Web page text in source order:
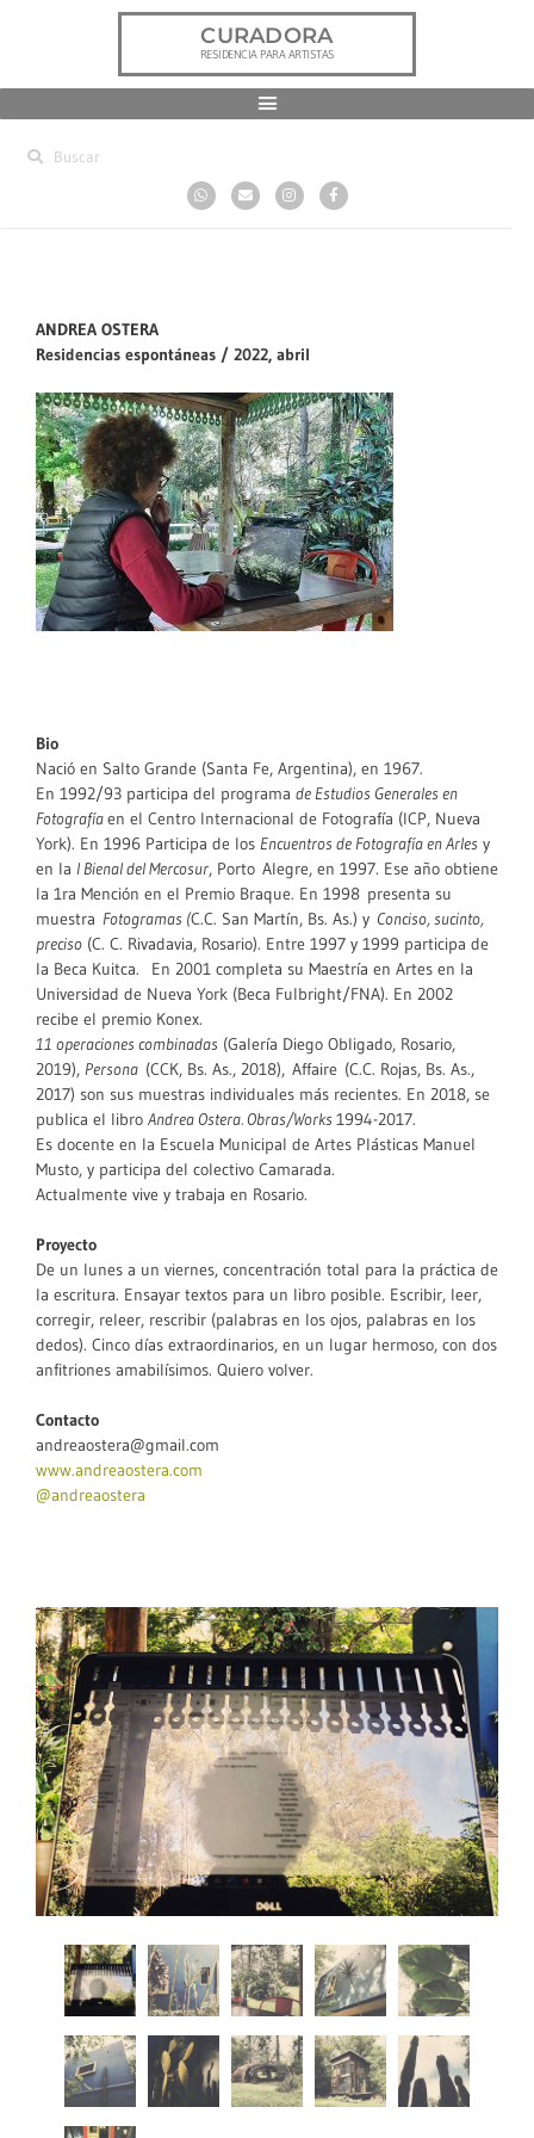
CURADORA
RESIDENCIA PARA ARTISTAS
ANDREA OSTERA
Residencias espontáneas / 2022, abril
Bio
Nació en Salto Grande (Santa Fe, Argentina), en 1967.
En 1992/93 participa del programa de Estudios Generales en
Fotografíaen el Centro Internacional de Fotografía (ICP, Nueva
York). En 1996 Participa de los Encuentros de Fotografía en Arles y
en la I Bienal del Mercosur, Porto Alegre, en 1997. Ese año obtiene
la 1ra Mención en el Premio Braque. En 1998 presenta su
muestra Fotogramas (C.C. San Martín, Bs. As.) y Conciso, sucinto,
preciso (C. C. Rivadavia, Rosario). Entre 1997 y 1999 participa de
la Beca Kuitca. En 2001 completa su Maestría en Artes en la
Universidad de Nueva York (Beca Fulbright/FNA). En 2002
recibe el premio Konex.
11 operaciones combinadas (Galería Diego Obligado, Rosario,
2019), Persona (CCK, Bs. As., 2018), Affaire (C.C. Rojas, Bs. As.,
2017) son sus muestras individuales más recientes. En 2018, se
publica el libro Andrea Ostera. Obras/Works 1994-2017.
Es docente en la Escuela Municipal de Artes Plásticas Manuel
Musto, y participa del colectivo Camarada.
Actualmente vive y trabaja en Rosario.
Proyecto
De un lunes a un viernes, concentración total para la práctica de
la escritura. Ensayar textos para un libro posible. Escribir, leer,
corregir, releer, rescribir (palabras en los ojos, palabras en los
dedos). Cinco días extraordinarios, en un lugar hermoso, con dos
anfitriones amabilísimos. Quiero volver.
Contacto
andreaostera@gmail.com
www.andreaostera.com
@andreaostera